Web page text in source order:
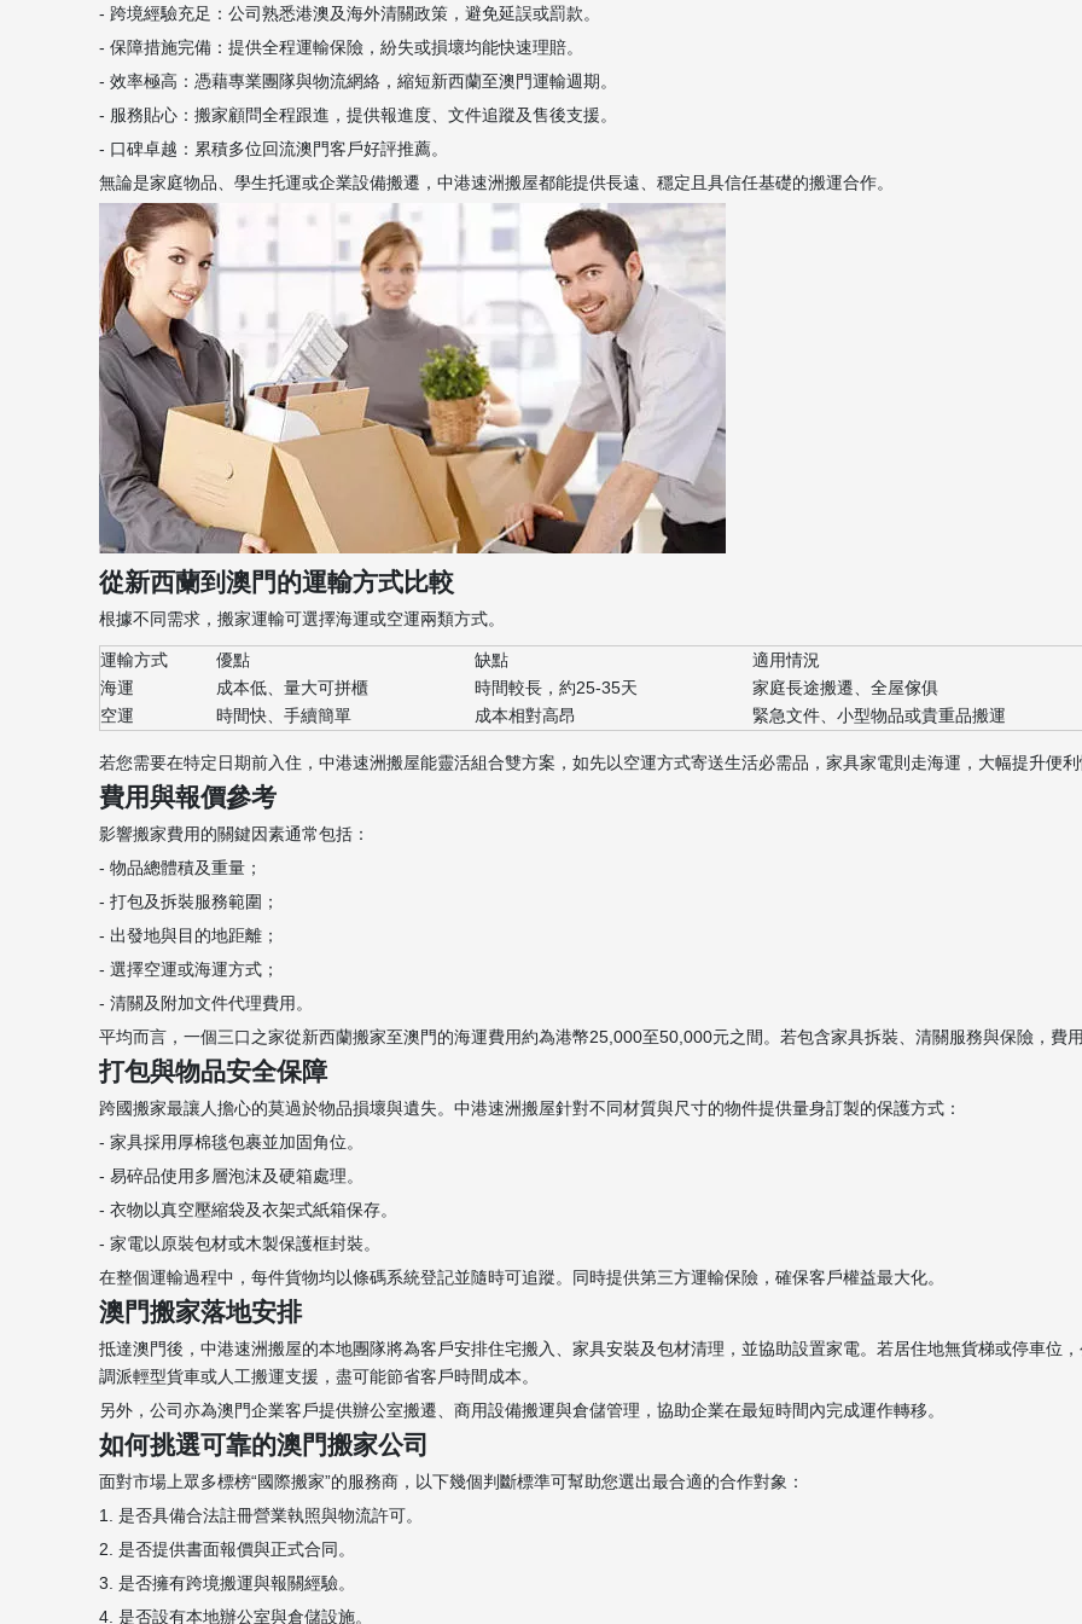
- 跨境經驗充足：公司熟悉港澳及海外清關政策，避免延誤或罰款。
- 保障措施完備：提供全程運輸保險，紛失或損壞均能快速理賠。
- 效率極高：憑藉專業團隊與物流網絡，縮短新西蘭至澳門運輸週期。
- 服務貼心：搬家顧問全程跟進，提供報進度、文件追蹤及售後支援。
- 口碑卓越：累積多位回流澳門客戶好評推薦。
無論是家庭物品、學生托運或企業設備搬遷，中港速洲搬屋都能提供長遠、穩定且具信任基礎的搬運合作。
從新西蘭到澳門的運輸方式比較
根據不同需求，搬家運輸可選擇海運或空運兩類方式。
運輸方式 優點 缺點
適用情況
海運
成本低、量大可拼櫃 時間較長，約25-35天
家庭長途搬遷、全屋傢俱
空運
時間快、手續簡單 成本相對高昂 緊急文件、小型物品或貴重品搬運
若您需要在特定日期前入住，中港速洲搬屋能靈活組合雙方案，如先以空運方式寄送生活必需品，家具家電則走海運，大幅提升便利
費用與報價參考
影響搬家費用的關鍵因素通常包括：
- 物品總體積及重量；
- 打包及拆裝服務範圍；
- 出發地與目的地距離；
- 選擇空運或海運方式；
- 清關及附加文件代理費用。
平均而言，一個三口之家從新西蘭搬家至澳門的海運費用約為港幣25,000至50,000元之間。若包含家具拆裝、清關服務與保險，費用
打包與物品安全保障
跨國搬家最讓人擔心的莫過於物品損壞與遺失。中港速洲搬屋針對不同材質與尺寸的物件提供量身訂製的保護方式：
- 家具採用厚棉毯包裹並加固角位。
- 易碎品使用多層泡沫及硬箱處理。
- 衣物以真空壓縮袋及衣架式紙箱保存。
- 家電以原裝包材或木製保護框封裝。
在整個運輸過程中，每件貨物均以條碼系統登記並隨時可追蹤。同時提供第三方運輸保險，確保客戶權益最大化。
澳門搬家落地安排
抵達澳門後，中港速洲搬屋的本地團隊將為客戶安排住宅搬入、家具安裝及包材清理，並協助設置家電。若居住地無貨梯或停車位
調派輕型貨車或人工搬運支援，盡可能節省客戶時間成本。
另外，公司亦為澳門企業客戶提供辦公室搬遷、商用設備搬運與倉儲管理，協助企業在最短時間內完成運作轉移。
如何挑選可靠的澳門搬家公司
面對市場上眾多標榜“國際搬家”的服務商，以下幾個判斷標準可幫助您選出最合適的合作對象：
1. 是否具備合法註冊營業執照與物流許可。
2. 是否提供書面報價與正式合同。
3. 是否擁有跨境搬運與報關經驗。
4. 是否設有本地辦公室與倉儲設施。